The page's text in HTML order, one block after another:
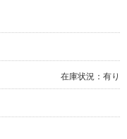
在庫状況：有り